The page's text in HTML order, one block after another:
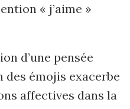
« j’aime »
d’une pensée
émojis exacerbe
affectives dans la